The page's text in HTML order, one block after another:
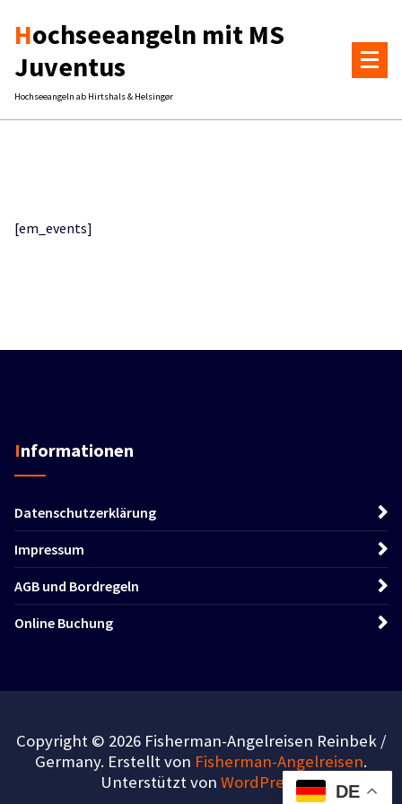
Inhalt
Hochseeangeln mit MS
Juventus
Hochseeangeln ab Hirtshals & Helsingør
[em_events]
Informationen
Datenschutzerklärung
Impressum
AGB und Bordregeln
Online Buchung
Copyright © 2026 Fisherman-Angelreisen Reinbek /
Germany. Erstellt von Fisherman-Angelreisen.
Unterstützt von WordPress. DE